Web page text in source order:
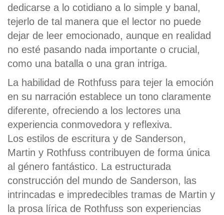
dedicarse a lo cotidiano a lo simple y banal,
tejerlo de tal manera que el lector no puede
dejar de leer emocionado, aunque en realidad
no esté pasando nada importante o crucial,
como una batalla o una gran intriga.
La habilidad de Rothfuss para tejer la emoción
en su narración establece un tono claramente
diferente, ofreciendo a los lectores una
experiencia conmovedora y reflexiva.
Los estilos de escritura y de Sanderson,
Martin y Rothfuss contribuyen de forma única
al género fantástico. La estructurada
construcción del mundo de Sanderson, las
intrincadas e impredecibles tramas de Martin y
la prosa lírica de Rothfuss son experiencias